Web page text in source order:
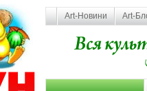
Art-Новини Art-